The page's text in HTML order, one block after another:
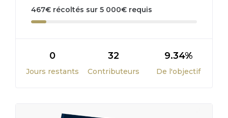
467€ récoltés sur 5 000€ requis
0
Jours restants
32
Contributeurs
9.34%
De l'objectif